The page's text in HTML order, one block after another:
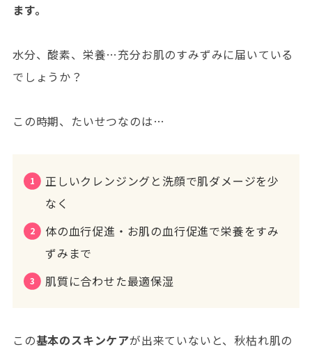
ます。
水分、酸素、栄養…充分お肌のすみずみに届いている
でしょうか？
この時期、たいせつなのは…
正しいクレンジングと洗顔で肌ダメージを少
なく
体の血行促進・お肌の血行促進で栄養をすみ
ずみまで
肌質に合わせた最適保湿
この基本のスキンケアが出来ていないと、秋枯れ肌の